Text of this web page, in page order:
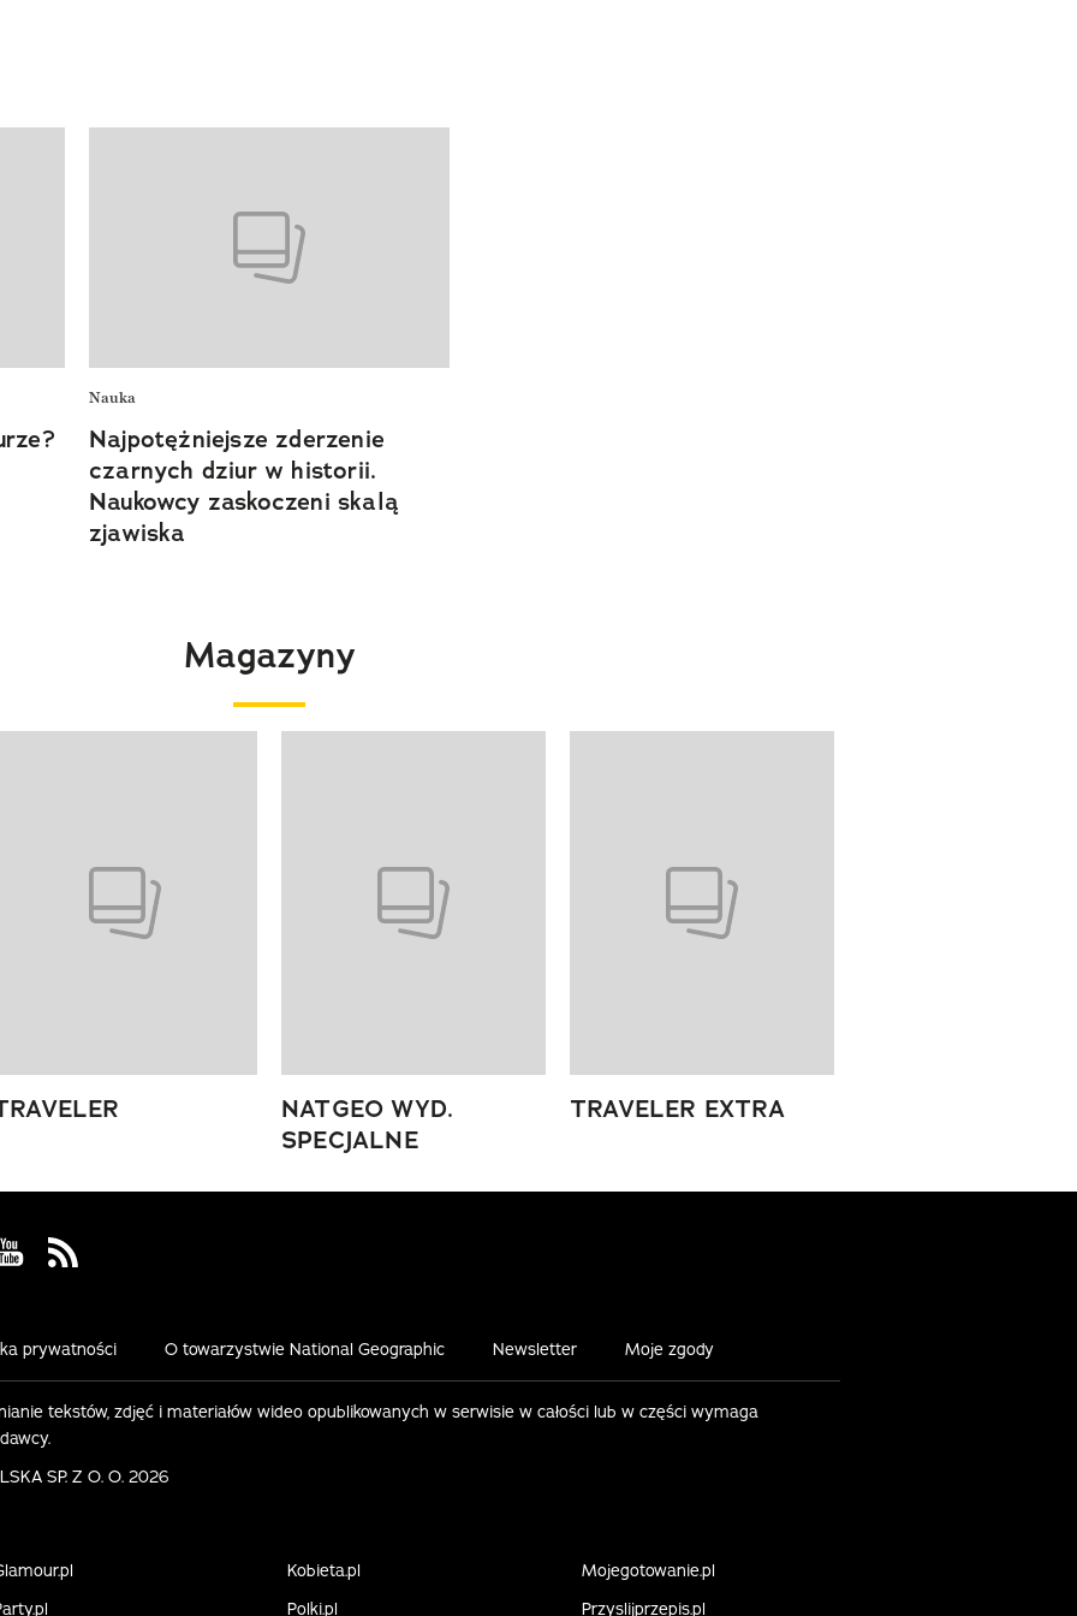
Nauka
Najpotężniejsze zderzenie
czarnych dziur w historii.
Naukowcy zaskoczeni skalą
zjawiska
Magazyny
NATGEO WYD.
SPECJALNE
TRAVELER EXTRA
on Instagram
us on Youtube
Visit us on Rss
prywatności O towarzystwie National Geographic Newsletter Moje zgody
tekstów, zdjęć i materiałów wideo opublikowanych w serwisie w całości lub w części wymaga
SP. Z O. O. 2026
Kobieta.pl
Mojegotowanie.pl
Polki.pl Przyslijprzepis.pl